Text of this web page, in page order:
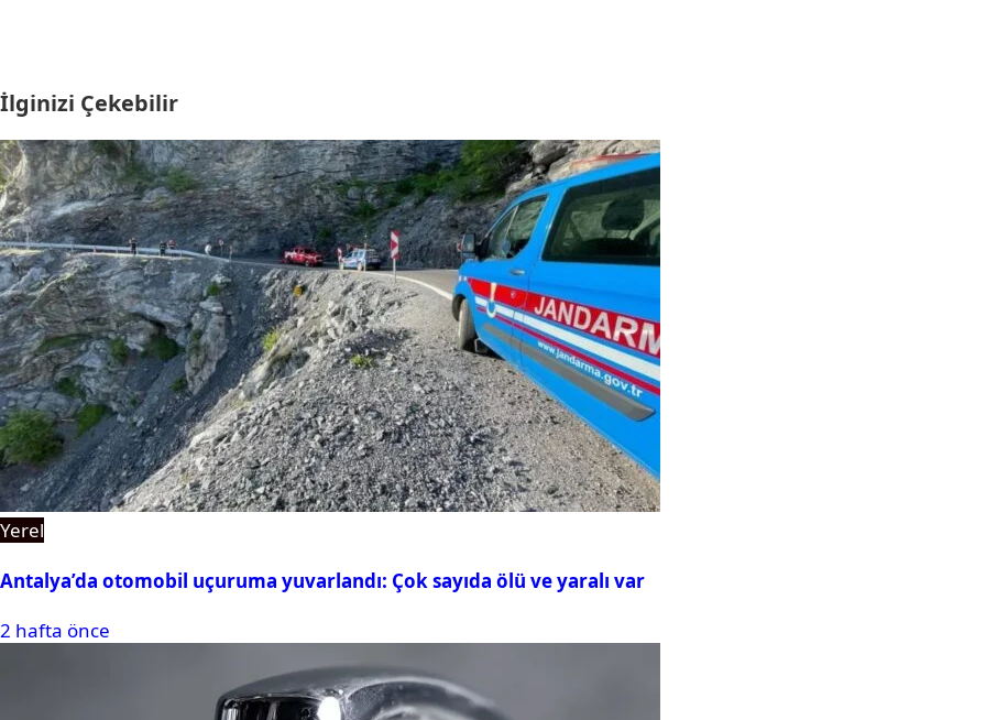
İlginizi Çekebilir
Yerel
Antalya’da otomobil uçuruma yuvarlandı: Çok sayıda ölü ve yaralı var
2 hafta önce